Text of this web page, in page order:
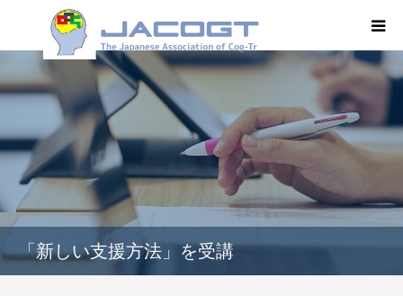
「新しい支援方法」を受講
JACOGT
コグトレ®
オンデマンド